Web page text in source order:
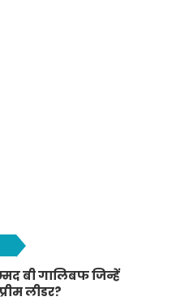
बी गालिबफ जिन्हें
लीडर?